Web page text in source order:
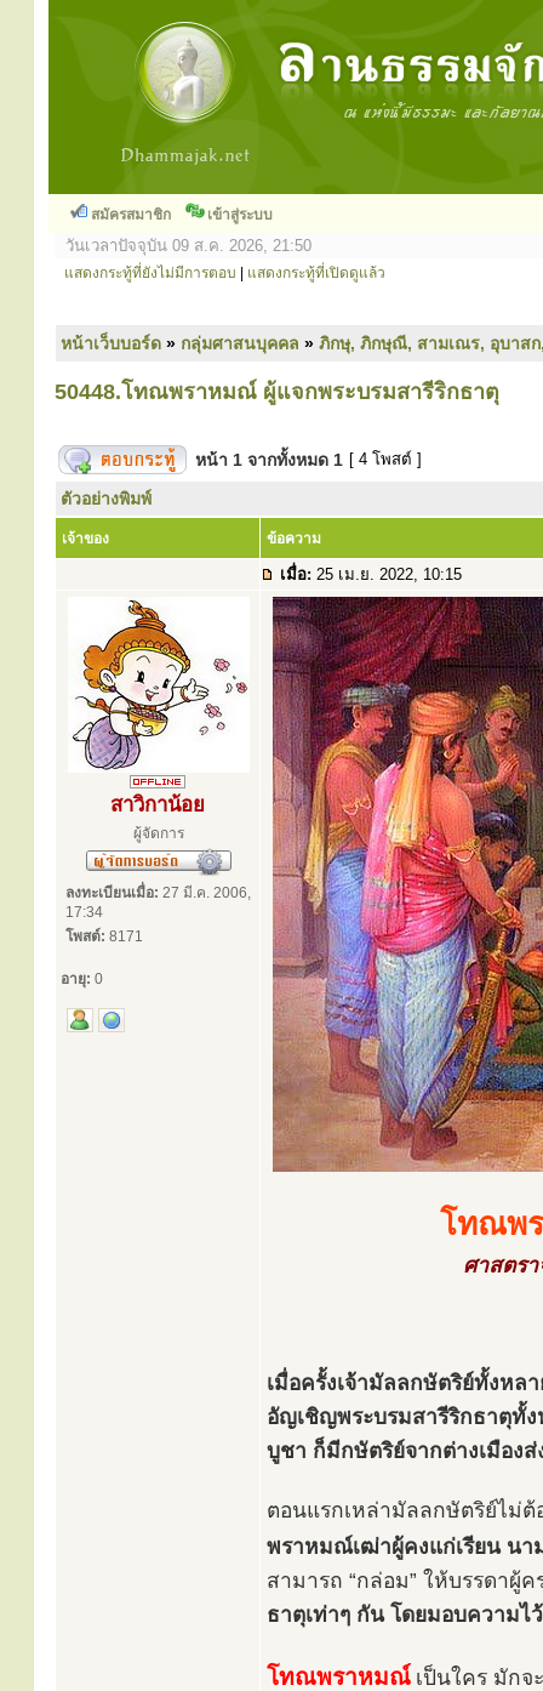
สมัครสมาชิก เข้าสู่ระบบ
วันเวลาปัจจุบัน 09 ส.ค. 2026, 21:50
แสดงกระทู้ที่ยังไม่มีการตอบ แสดงกระทู้ที่เปิดดูแล้ว
หน้าเว็บบอร์ด » กลุ่มศาสนบุคคล » ภิกษุ, ภิกษุณี, สามเณร, อุบาสก
50448.โทณพราหมณ์ ผู้แจกพระบรมสารีริกธาตุ
หน้า 1 จากทั้งหมด 1 [ 4 โพสต์ ]
ตัวอย่างพิมพ์
เจ้าของ ข้อความ
เมื่อ: 25 เม.ย. 2022, 10:15
สาวิกาน้อย
ผู้จัดการ
ลงทะเบียนเมื่อ: 27 มี.ค. 2006,
17:34
โพสต์: 8171
อายุ: 0
โทณพ
ศาสตร
เมื่อครั้งเจ้ามัลลกษัตริย์ทั้งหล
อัญเชิญพระบรมสารีริกธาตุทั้
บูชา ก็มีกษัตริย์จากต่างเมือง
ตอนแรกเหล่ามัลลกษัตริย์ไม่ต้
พราหมณ์เฒ่าผู้คงแก่เรียน นา
สามารถ “กล่อม” ให้บรรดาผู้
ธาตุเท่าๆ กัน โดยมอบความ
โทณพราหมณ์ เป็นใคร มักจ